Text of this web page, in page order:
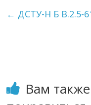
← ДСТУ-Н Б В.2.5-
Вам